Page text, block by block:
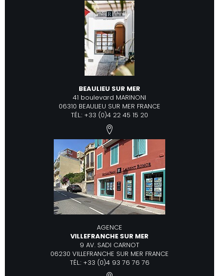
BEAULIEU SUR MER
41 boulevard MARINONI
06310 BEAULIEU SUR MER FRANCE
TÉL.: +33 (0)4 22 45 15 20
AGENCE
VILLEFRANCHE SUR MER
9 AV. SADI CARNOT
06230 VILLEFRANCHE SUR MER FRANCE
TÉL.: +33 (0)4 93 76 76 76